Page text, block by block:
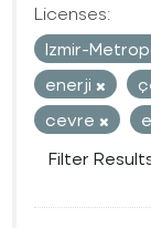
Licenses:
Izmir-
enerji
cevre
Filter